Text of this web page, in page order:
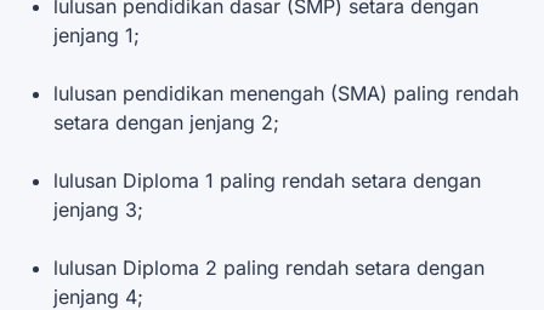
lulusan pendidikan dasar (SMP) setara dengan
jenjang 1;
lulusan pendidikan menengah (SMA) paling rendah
setara dengan jenjang 2;
lulusan Diploma 1 paling rendah setara dengan
jenjang 3;
lulusan Diploma 2 paling rendah setara dengan
jenjang 4;